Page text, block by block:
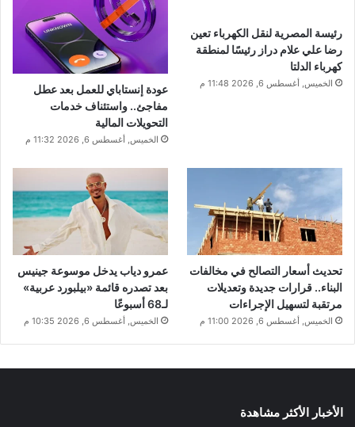
رئيسة المصرية لنقل الكهرباء تعين
رضا علي علام دراز رئيسًا لمنطقة
كهرباء الدلتا
الخميس, أغسطس 6, 2026 11:48 م
عودة إنستاباي للعمل بعد عطل
مفاجئ.. واستئناف خدمات
التحويلات المالية
الخميس, أغسطس 6, 2026 11:32 م
تحديث أسعار التصالح في مخالفات
البناء.. قرارات جديدة وتعديلات
مرتقبة لتسهيل الإجراءات
الخميس, أغسطس 6, 2026 11:00 م
عمرو دياب يدخل موسوعة جينيس
بعد تصدره قائمة «بيلبورد عربية»
لـ68 أسبوعًا
الخميس, أغسطس 6, 2026 10:35 م
الأخبار الأكثر مشاهدة